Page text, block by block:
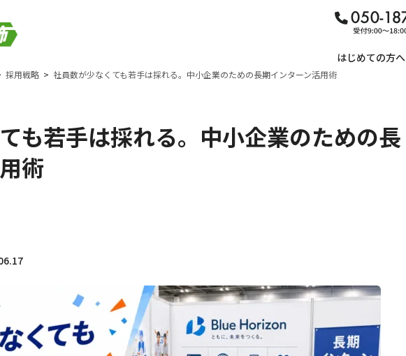
はじめての方へ
採用戦略 社員数が少なくても若手は採れる。中小企業のための長期インターン活用術
も若手は採れる。中小企業のための長
術